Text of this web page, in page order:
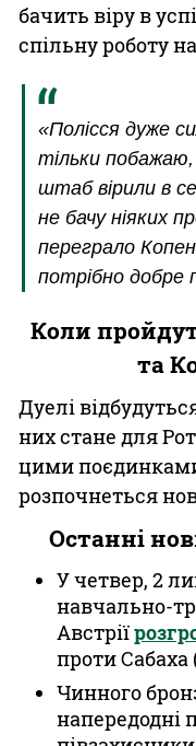
бачить віру в
спільну роботу
«Полісся дуже
тільки
штаб вірили в
не бачу ніяких
переграло
потрібно добре
Коли
та
Дуелі
них стане для
цими
розпочнеться
Останні
У четвер, 2
навчально-
Австрії
проти Сабаха
Чинного
напередодні